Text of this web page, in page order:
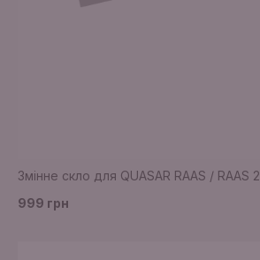
Змінне скло для QUASAR RAAS / RAAS 2
999 грн